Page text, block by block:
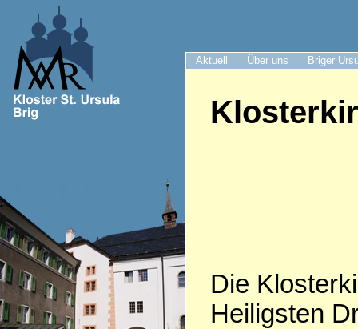
Aktuell Über uns Briger
Die
Heiligsten